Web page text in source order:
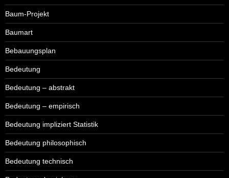
Baum-Projekt
Baumart
Bebauungsplan
Bedeutung
Bedeutung – abstrakt
Bedeutung – empirisch
Bedeutung impliziert Statistik
Bedeutung philosophisch
Bedeutung technisch